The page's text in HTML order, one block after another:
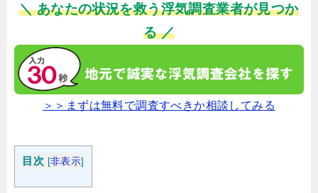
＼ あなたの状況を救う浮気調査業者が見つか
る ／
＞＞まずは無料で調査すべきか相談してみる
目次 [非表示]